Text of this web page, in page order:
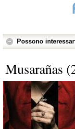
Possono
Musarañas